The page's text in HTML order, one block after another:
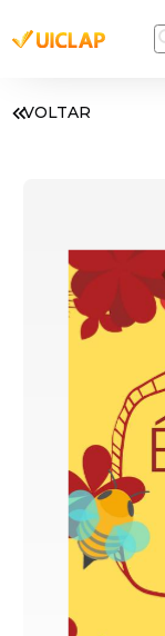
VOLTAR